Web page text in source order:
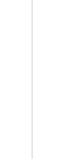
Khám phá